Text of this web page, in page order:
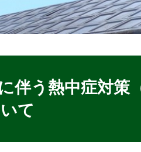
伴う熱中症対策
て